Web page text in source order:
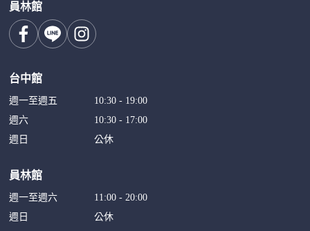
員林館
台中館
週一至週五
週六
週日
10:30 - 19:00
10:30 - 17:00
公休
員林館
週一至週六
週日
11:00 - 20:00
公休